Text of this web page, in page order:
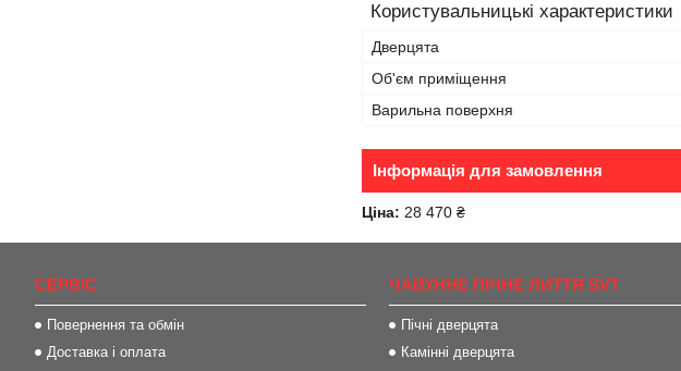
Користувальницькі характеристики
Дверцята
Об'єм приміщення
Варильна поверхня
Інформація для замовлення
Ціна: 28 470 ₴
СЕРВІС
Повернення та обмін
Доставка і оплата
ЧАВУННЕ ПІЧНЕ ЛИТТЯ SVT
Пічні дверцята
Камінні дверцята